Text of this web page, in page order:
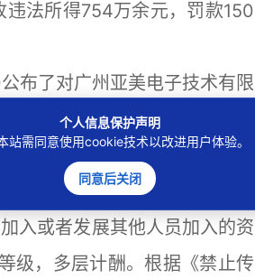
法所得754万余元，罚款150
了对广州亚美电子技术有限
陆续接到群众投诉、举报，
发展人员，要求被发展人员以
入或者发展其他人员加入的资
级，多层计酬。根据《禁止传
个人信息保护声明
站需同意使用cookie技术以改进用户体验。
同意后关闭